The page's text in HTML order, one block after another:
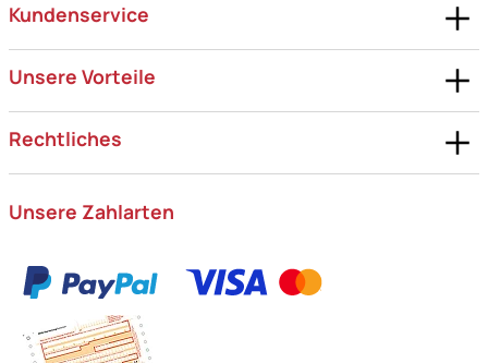
Kundenservice
Unsere Vorteile
Rechtliches
Unsere Zahlarten